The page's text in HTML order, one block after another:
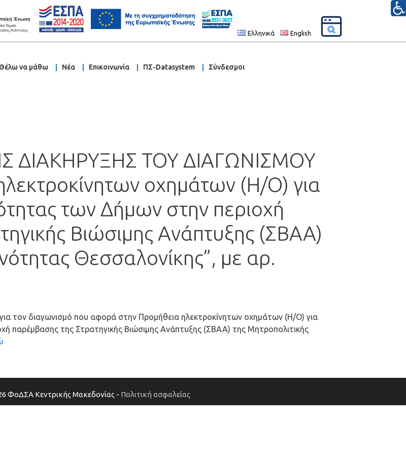
Ελληνικά English
Θέλω να μάθω Νέα Επικοινωνία ΠΣ-Datasystem Σύνδεσμοι
ΔΙΑΚΗΡΥΞΗΣ ΤΟΥ ΔΙΑΓΩΝΙΣΜΟΥ
οχημάτων (Η/Ο) για
των Δήμων στην περιοχή
Βιώσιμης Ανάπτυξης (ΣΒΑΑ)
Θεσσαλονίκης”, με αρ.
για τον διαγωνισμό που αφορά στην Προμήθεια ηλεκτροκίνητων οχημάτων (Η/Ο) για
παρέμβασης της Στρατηγικής Βιώσιμης Ανάπτυξης (ΣΒΑΑ) της Μητροπολιτικής
ΦοΔΣΑ Κεντρικής Μακεδονίας - Πολιτική ασφαλείας